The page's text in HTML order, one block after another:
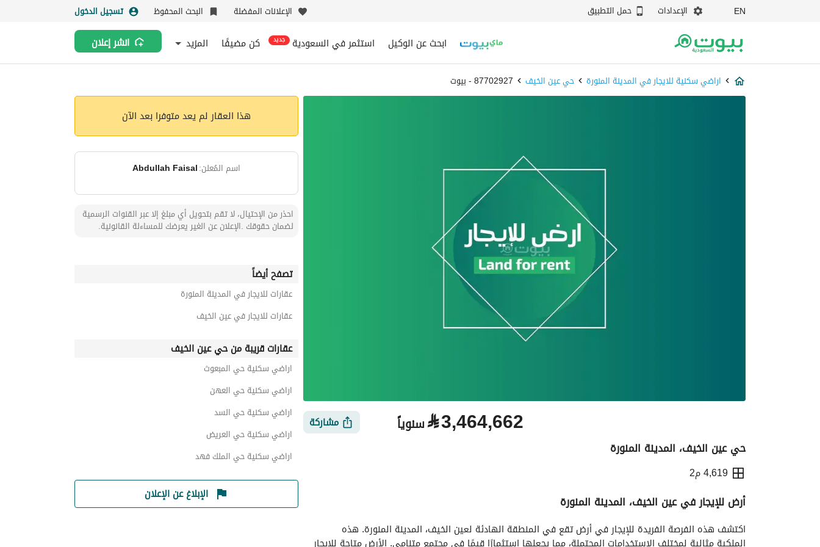
EN الإعدادات حمل التطبيق الإعلانات المفضلة البحث المحفوظ تسجيل الدخول
ابحث عن الوكيل استثمر في السعودية جديد كن مضيفًا المزيد انشر إعلان
اراضي سكنية للايجار في المدينة المنورة حي عين الخيف 87702927 - بيوت
⃁3,464,662 سنوياً مشاركة
حي عين الخيف، المدينة المنورة
4,619 م2
أرض للإيجار في عين الخيف، المدينة المنورة
الملكية مثالية لمختلف الاستخدامات المحتملة، مما يجعلها استثمارًا قيمًا في مجتمع متنامي. الأرض متاحة للإيجار
هذا العقار لم يعد متوفرا بعد الآن
اسم المُعلن:Abdullah Faisal
احذر من الإحتيال، لا تقم بتحويل أي مبلغ إلا عبر القنوات الرسمية
لضمان حقوقك .الإعلان عن الغير يعرضك للمساءلة القانونية.
تصفح أيضاً
عقارات للايجار في المدينة المنورة
عقارات للايجار في عين الخيف
عقارات قريبة من حي عين الخيف
اراضي سكنية حي المبعوث
اراضي سكنية حي العهن
اراضي سكنية حي السد
اراضي سكنية حي العريض
اراضي سكنية حي الملك فهد
الإبلاغ عن الإعلان